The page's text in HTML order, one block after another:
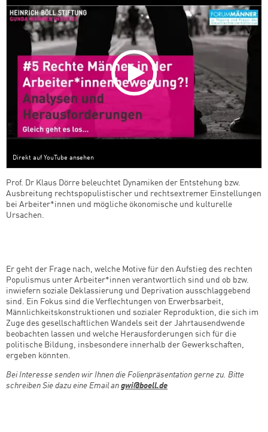
Direkt auf YouTube ansehen
Prof. Dr Klaus Dörre beleuchtet Dynamiken der Entstehung bzw.
Ausbreitung rechtspopulistischer und rechtsextremer Einstellungen
bei Arbeiter*innen und mögliche ökonomische und kulturelle
Ursachen.
Er geht der Frage nach, welche Motive für den Aufstieg des rechten
Populismus unter Arbeiter*innen verantwortlich sind und ob bzw.
inwiefern soziale Deklassierung und Deprivation ausschlaggebend
sind. Ein Fokus sind die Verflechtungen von Erwerbsarbeit,
Männlichkeitskonstruktionen und sozialer Reproduktion, die sich im
Zuge des gesellschaftlichen Wandels seit der Jahrtausendwende
beobachten lassen und welche Herausforderungen sich für die
politische Bildung, insbesondere innerhalb der Gewerkschaften,
ergeben könnten.
Bei Interesse senden wir Ihnen die Folienpräsentation gerne zu. Bitte
schreiben Sie dazu eine Email an gwi@boell.de